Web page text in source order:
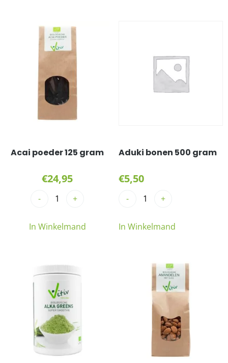
Acai poeder 125 gram
€24,95
- +
In Winkelmand
Aduki bonen 500 gram
€5,50
- +
In Winkelmand